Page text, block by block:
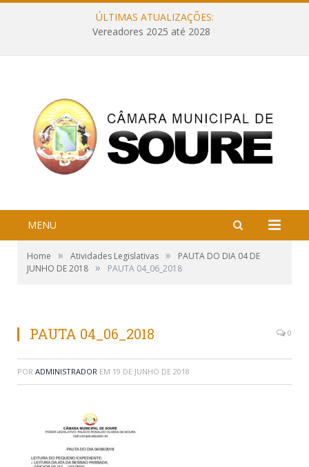
ÚLTIMAS ATUALIZAÇÕES:
Vereadores 2025 até 2028
MENU
Home » Atividades Legislativas »
PAUTA DO DIA 04 DE
JUNHO DE 2018 » PAUTA 04_06_2018
PAUTA 04_06_2018 0
POR ADMINISTRADOR EM 19 DE JUNHO DE 2018